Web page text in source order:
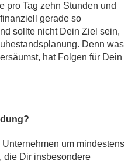
pro Tag zehn Stunden und
gerade so
sollte nicht Dein Ziel sein,
Denn was
hat Folgen für Dein
um mindestens
die Dir insbesondere